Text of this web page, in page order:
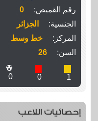
رقم القميص:
0
الجنسية:
الجزائر
المركز:
خط وسط
السن:
26
1
0
0
إحصائيات اللاعب